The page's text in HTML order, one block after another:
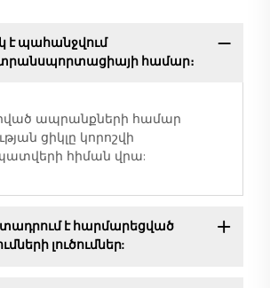
է պահանջվում
համար։
ապրանքների համար
ցիկլը կորոշվի
հիման վրա:
է հարմարեցված
լուծումներ: